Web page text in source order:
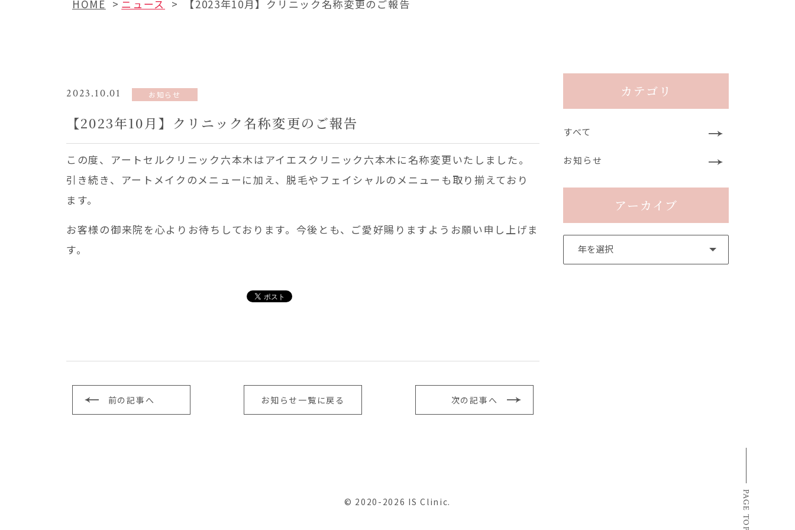
HOME ニュース 【2023年10月】クリニック名称変更のご報告
2023.10.01 お知らせ
【2023年10月】クリニック名称変更のご報告
この度、アートセルクリニック六本木はアイエスクリニック六本木に名称変更いたしました。
引き続き、アートメイクのメニューに加え、脱毛やフェイシャルのメニューも取り揃えており
ます。
お客様の御来院を心よりお待ちしております。今後とも、ご愛好賜りますようお願い申し上げま
す。
前の記事へ お知らせ一覧に戻る 次の記事へ
カテゴリ
すべて
お知らせ
アーカイブ
PAGE TOP
© 2020-2026 IS Clinic.